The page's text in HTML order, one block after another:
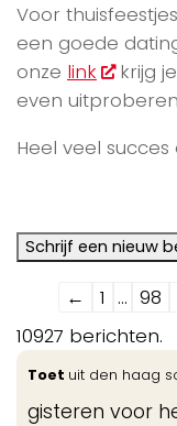
Voor
een goede
onze link
krijg
even
Heel veel
Navigatie
door
de
lijst
← 1 ... 98
10927 berichten.
Toet uit den haag
gisteren voor